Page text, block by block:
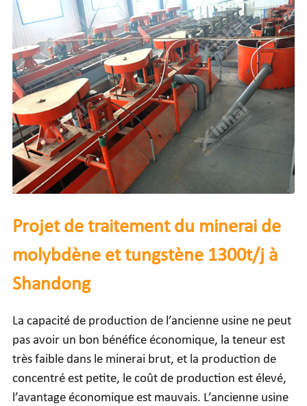
Projet de traitement du minerai de
molybdène et tungstène 1300t/j à
Shandong
La capacité de production de l’ancienne usine ne peut
pas avoir un bon bénéfice économique, la teneur est
très faible dans le minerai brut, et la production de
concentré est petite, le coût de production est élevé,
l’avantage économique est mauvais. L’ancienne usine